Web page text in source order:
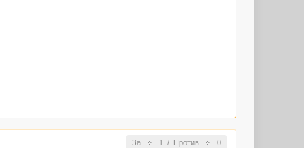
За 1 / Против 0